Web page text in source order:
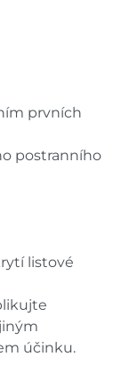
prvních
postranního
listové
účinku.